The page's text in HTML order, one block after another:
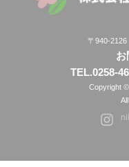
〒940-
お
TEL.0258-
Copyright ©